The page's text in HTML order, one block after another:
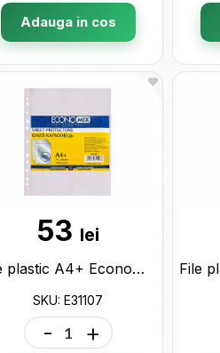
Adauga in cos
53 lei
File plastic A4+ Economix 40mk (100buc) E31107
SKU: E31107
- +